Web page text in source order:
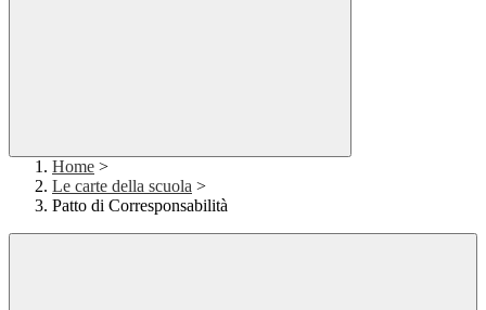
Home >
Le carte della scuola >
Patto di Corresponsabilità